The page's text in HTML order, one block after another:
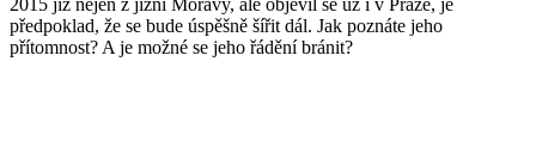
předpoklad, že se bude úspěšně šířit dál. Jak poznáte jeho
přítomnost? A je možné se jeho řádění bránit?